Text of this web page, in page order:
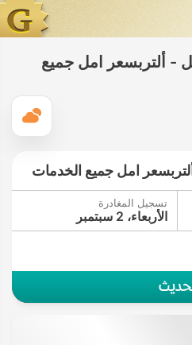
- ألتربسعر امل جميع
امل جميع الخدمات
تسجيل المغادرة
الأربعاء، 2 سبتمبر